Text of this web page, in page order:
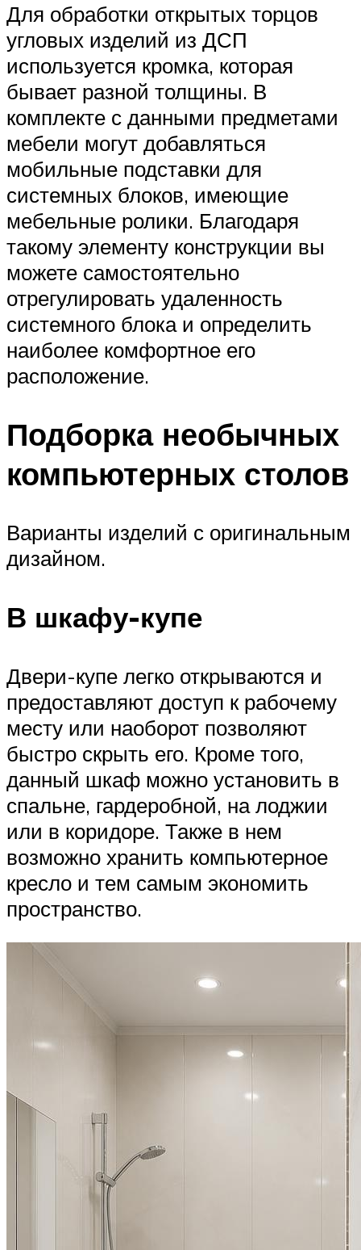
Для обработки открытых торцов
угловых изделий из ДСП
используется кромка, которая
бывает разной толщины. В
комплекте с данными предметами
мебели могут добавляться
мобильные подставки для
системных блоков, имеющие
мебельные ролики. Благодаря
такому элементу конструкции вы
можете самостоятельно
отрегулировать удаленность
системного блока и определить
наиболее комфортное его
расположение.
Подборка необычных
компьютерных столов
Варианты изделий с оригинальным
дизайном.
В шкафу-купе
Двери-купе легко открываются и
предоставляют доступ к рабочему
месту или наоборот позволяют
быстро скрыть его. Кроме того,
данный шкаф можно установить в
спальне, гардеробной, на лоджии
или в коридоре. Также в нем
возможно хранить компьютерное
кресло и тем самым экономить
пространство.